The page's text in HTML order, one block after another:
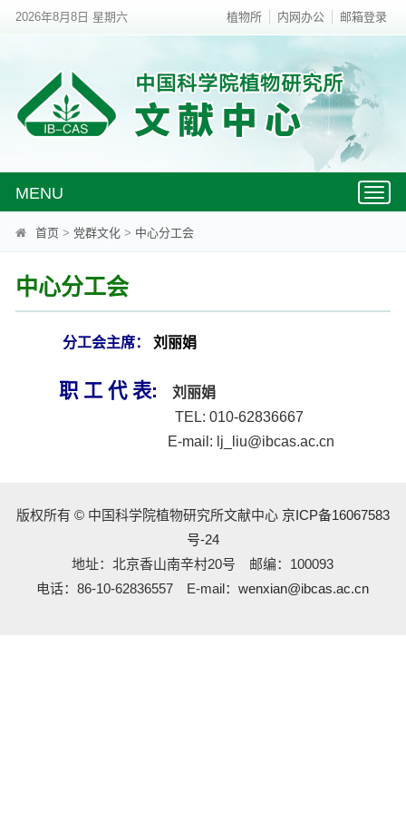
2026年8月8日 星期六 植物所 内网办公 邮箱登录
MENU
首页 > 党群文化 > 中心分工会
中心分工会
分工会主席： 刘丽娟
职 工 代 表:
刘丽娟
TEL: 010-62836667
E-mail: lj_liu@ibcas.ac.cn
版权所有 © 中国科学院植物研究所文献中心 京ICP备16067583
号-24
地址：北京香山南辛村20号 邮编：100093
电话：86-10-62836557 E-mail：wenxian@ibcas.ac.cn